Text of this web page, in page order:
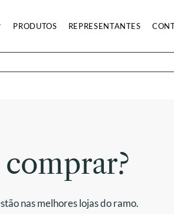
PRODUTOS REPRESENTANTES
nas melhores lojas do ramo.